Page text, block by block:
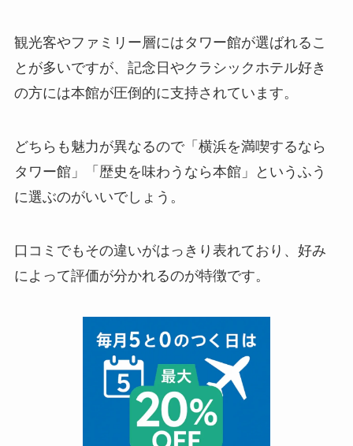
観光客やファミリー層にはタワー館が選ばれるこ
とが多いですが、記念日やクラシックホテル好き
の方には本館が圧倒的に支持されています。
どちらも魅力が異なるので「横浜を満喫するなら
タワー館」「歴史を味わうなら本館」というふう
に選ぶのがいいでしょう。
口コミでもその違いがはっきり表れており、好み
によって評価が分かれるのが特徴です。